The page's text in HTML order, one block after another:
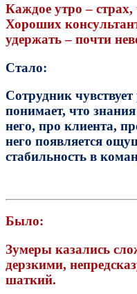
Каждое утро – страх,
Хороших
удержать – почти
Стало:
Сотрудник
понимает, что
него, про клиента,
него появляется
стабильность в
Было:
Зумеры казались
дерзкими,
шаткий.